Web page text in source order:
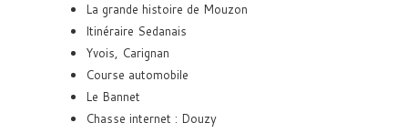
La grande histoire de Mouzon
Itinéraire Sedanais
Yvois, Carignan
Course automobile
Le Bannet
Chasse internet : Douzy